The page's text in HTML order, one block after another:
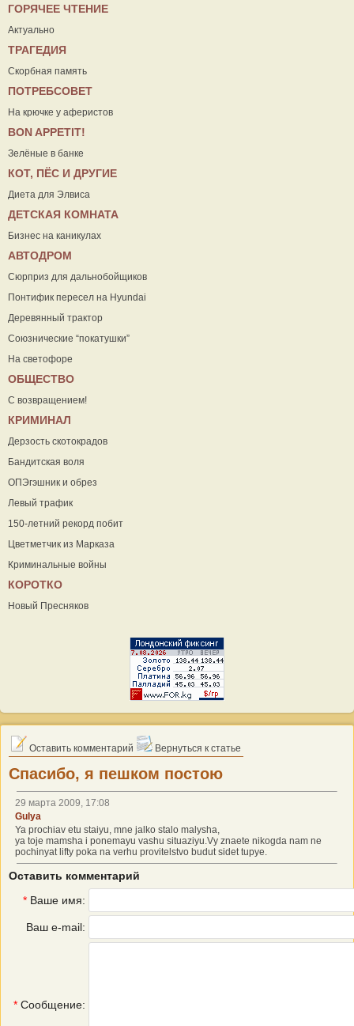
ГОРЯЧЕЕ ЧТЕНИЕ
Актуально
ТРАГЕДИЯ
Скорбная память
ПОТРЕБСОВЕТ
На крючке у аферистов
ВON APPETIT!
Зелёные в банке
КОТ, ПЁС И ДРУГИЕ
Диета для Элвиса
ДЕТСКАЯ КОМНАТА
Бизнес на каникулах
АВТОДРОМ
Сюрприз для дальнобойщиков
Понтифик пересел на Hyundai
Деревянный трактор
Союзнические “покатушки”
На светофоре
ОБЩЕСТВО
С возвращением!
КРИМИНАЛ
Дерзость скотокрадов
Бандитская воля
ОПЭгэшник и обрез
Левый трафик
150-летний рекорд побит
Цветметчик из Марказа
Криминальные войны
КОРОТКО
Новый Пресняков
Оставить комментарий Вернуться к статье
Спасибо, я пешком постою
29 марта 2009, 17:08
Gulya
Ya prochiav etu staiyu, mne jalko stalo malysha,
ya toje mamsha i ponemayu vashu situaziyu.Vy znaete nikogda nam ne
pochinyat lifty poka na verhu provitelstvo budut sidet tupye.
Оставить комментарий
* Ваше имя:
Ваш e-mail:
* Сообщение: